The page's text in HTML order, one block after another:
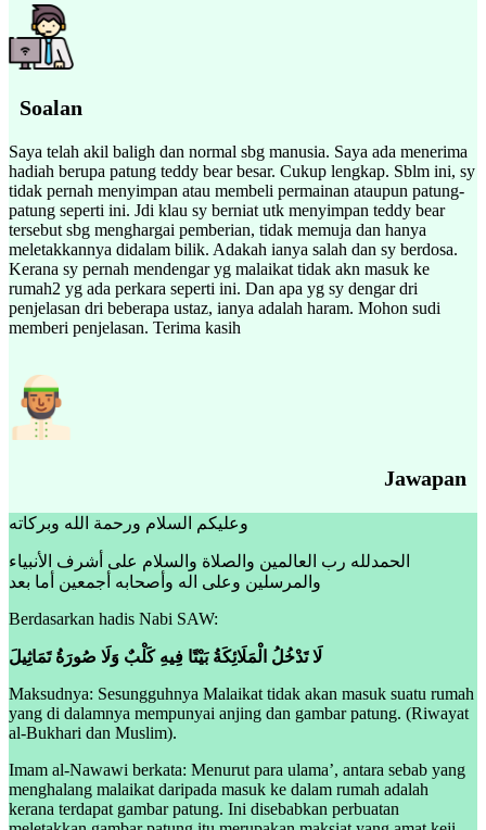
Soalan
Saya telah akil baligh dan normal sbg manusia. Saya ada menerima
hadiah berupa patung teddy bear besar. Cukup lengkap. Sblm ini, sy
tidak pernah menyimpan atau membeli permainan ataupun patung-
patung seperti ini. Jdi klau sy berniat utk menyimpan teddy bear
tersebut sbg menghargai pemberian, tidak memuja dan hanya
meletakkannya didalam bilik. Adakah ianya salah dan sy berdosa.
Kerana sy pernah mendengar yg malaikat tidak akn masuk ke
rumah2 yg ada perkara seperti ini. Dan apa yg sy dengar dri
penjelasan dri beberapa ustaz, ianya adalah haram. Mohon sudi
memberi penjelasan. Terima kasih
Jawapan
وعليكم السلام ورحمة الله وبركاته
الحمدلله رب العالمين والصلاة والسلام على أشرف الأنبياء
والمرسلين وعلى اله وأصحابه أجمعين أما بعد
Berdasarkan hadis Nabi SAW:
لَا تَدْخُلُ الْمَلَائِكَةُ بَيْتًا فِيهِ كَلْبٌ وَلَا صُورَةُ تَمَاثِيلَ
Maksudnya: Sesungguhnya Malaikat tidak akan masuk suatu rumah
yang di dalamnya mempunyai anjing dan gambar patung. (Riwayat
al-Bukhari dan Muslim).
Imam al-Nawawi berkata: Menurut para ulama’, antara sebab yang
menghalang malaikat daripada masuk ke dalam rumah adalah
kerana terdapat gambar patung. Ini disebabkan perbuatan